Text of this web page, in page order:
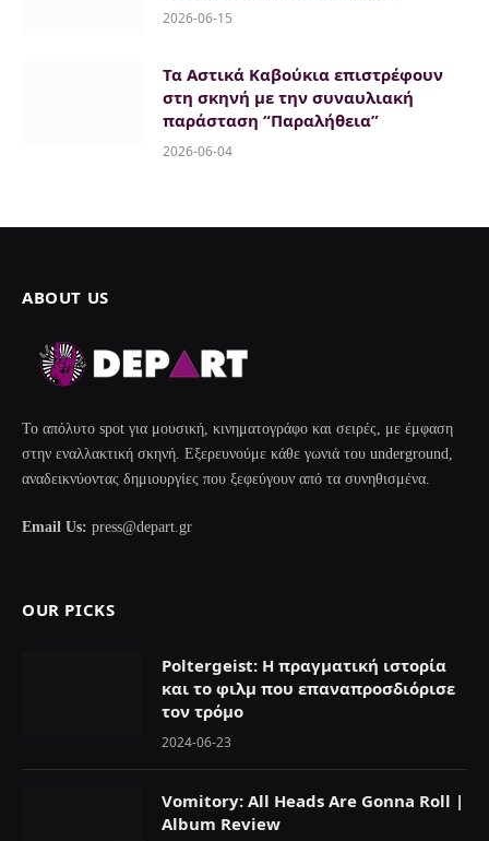
2026-06-15
Τα Αστικά Καβούκια επιστρέφουν
στη σκηνή με την συναυλιακή
παράσταση “Παραλήθεια”
2026-06-04
ABOUT US
Το απόλυτο spot για μουσική, κινηματογράφο και σειρές, με έμφαση
στην εναλλακτική σκηνή. Εξερευνούμε κάθε γωνιά του underground,
αναδεικνύοντας δημιουργίες που ξεφεύγουν από τα συνηθισμένα.
Email Us: press@depart.gr
OUR PICKS
Poltergeist: Η πραγματική ιστορία
και το φιλμ που επαναπροσδιόρισε
τον τρόμο
2024-06-23
Vomitory: All Heads Are Gonna Roll |
Album Review